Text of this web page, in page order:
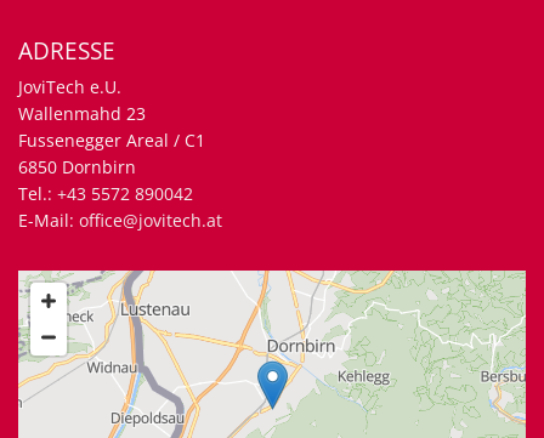
ADRESSE
JoviTech e.U.
Wallenmahd 23
Fussenegger Areal / C1
6850 Dornbirn
Tel.: +43 5572 890042
E-Mail: office@jovitech.at